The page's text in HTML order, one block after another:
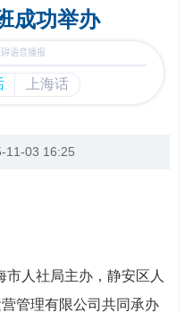
成功举办
11-03 16:25
人社局主办，静安区人
管理有限公司共同承办